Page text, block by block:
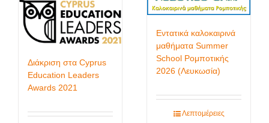
Διάκριση στα Cyprus
Education Leaders
Awards 2021
Εντατικά καλοκαιρινά
μαθήματα Summer
School Ρομποτικής
2026 (Λευκωσία)
Λεπτομέρειες